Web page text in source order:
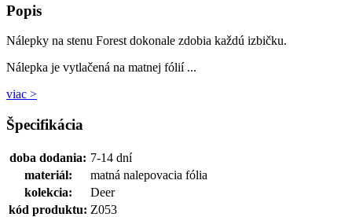
Popis
Nálepky na stenu Forest dokonale zdobia každú izbičku.
Nálepka je vytlačená na matnej fólií ...
viac >
Špecifikácia
doba dodania: 7-14 dní
materiál:
matná nalepovacia fólia
kolekcia:
Deer
kód produktu: Z053